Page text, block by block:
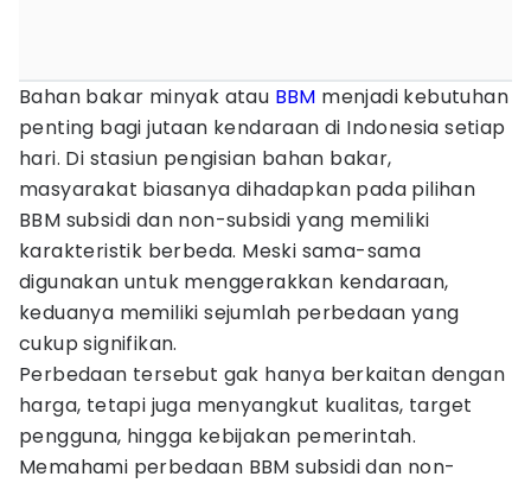
Bahan bakar minyak atau BBM menjadi kebutuhan
penting bagi jutaan kendaraan di Indonesia setiap
hari. Di stasiun pengisian bahan bakar,
masyarakat biasanya dihadapkan pada pilihan
BBM subsidi dan non-subsidi yang memiliki
karakteristik berbeda. Meski sama-sama
digunakan untuk menggerakkan kendaraan,
keduanya memiliki sejumlah perbedaan yang
cukup signifikan.
Perbedaan tersebut gak hanya berkaitan dengan
harga, tetapi juga menyangkut kualitas, target
pengguna, hingga kebijakan pemerintah.
Memahami perbedaan BBM subsidi dan non-